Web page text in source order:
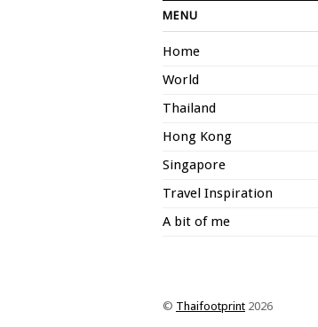
MENU
Home
World
Thailand
Hong Kong
Singapore
Travel Inspiration
A bit of me
© Thaifootprint 2026